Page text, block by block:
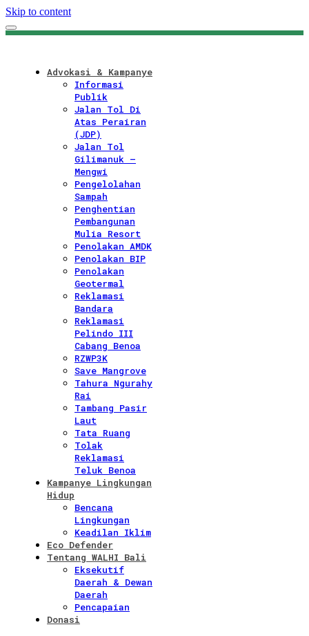
Skip to content
Advokasi & Kampanye
Informasi
Publik
Jalan Tol Di
Atas Perairan
(JDP)
Jalan Tol
Gilimanuk –
Mengwi
Pengelolahan
Sampah
Penghentian
Pembangunan
Mulia Resort
Penolakan AMDK
Penolakan BIP
Penolakan
Geotermal
Reklamasi
Bandara
Reklamasi
Pelindo III
Cabang Benoa
RZWP3K
Save Mangrove
Tahura Ngurahy
Rai
Tambang Pasir
Laut
Tata Ruang
Tolak
Reklamasi
Teluk Benoa
Kampanye Lingkungan
Hidup
Bencana
Lingkungan
Keadilan Iklim
Eco Defender
Tentang WALHI Bali
Eksekutif
Daerah & Dewan
Daerah
Pencapaian
Donasi